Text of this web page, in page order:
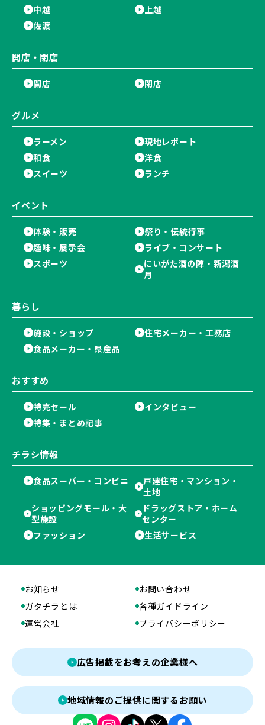
中越
上越
佐渡
開店・閉店
開店 閉店
グルメ
ラーメン
現地レポート
和食
洋食
スイーツ
ランチ
イベント
体験・販売
祭り・伝統行事
趣味・展示会
ライブ・コンサート
スポーツ
にいがた酒の陣・新潟酒
月
暮らし
施設・ショップ
住宅メーカー・工務店
食品メーカー・県産品
おすすめ
特売セール
インタビュー
特集・まとめ記事
チラシ情報
食品スーパー・コンビニ
戸建住宅・マンション・
土地
ショッピングモール・大
型施設
ドラッグストア・ホーム
センター
ファッション
生活サービス
お知らせ
お問い合わせ
ガタチラとは
各種ガイドライン
運営会社
プライバシーポリシー
広告掲載をお考えの企業様へ
地域情報のご提供に関するお願い